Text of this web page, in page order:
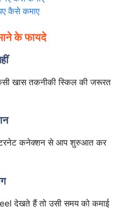
कैसे कमाए
के फायदे
खास तकनीकी स्किल की जरूरत
कनेक्शन से आप शुरुआत कर
देखते हैं तो उसी समय को कमाई